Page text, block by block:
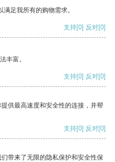
足我所有的购物需求。
支持[0] 反对[0]
丰富。
支持[0] 反对[0]
供最高速度和安全性的连接，并帮
支持[0] 反对[0]
带来了无限的隐私保护和安全性保